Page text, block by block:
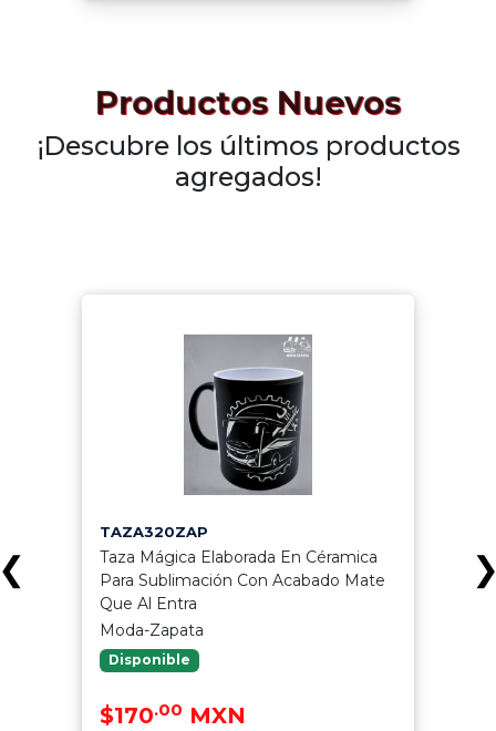
Productos Nuevos
¡Descubre los últimos productos
agregados!
TAZA320ZAP
Taza Mágica Elaborada En Céramica
Para Sublimación Con Acabado Mate
Que Al Entra
Moda-Zapata
Disponible
$170.00 MXN